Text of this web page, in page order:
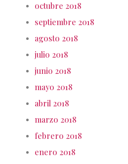
octubre 2018
septiembre 2018
agosto 2018
julio 2018
junio 2018
mayo 2018
abril 2018
marzo 2018
febrero 2018
enero 2018